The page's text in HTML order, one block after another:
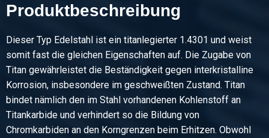
Stück pro KG
Wählen Sie
Artikelnummer
2400-0040-60
Beschreibung
Wgw Rfs 1.4541 (321) Rund 60 Hl 6 mtr
Produktbeschreibung
Dieser Typ Edelstahl ist ein titanlegierter 1.4301 und weist
somit fast die gleichen Eigenschaften auf. Die Zugabe von
Titan gewährleistet die Beständigkeit gegen interkristalline
Korrosion, insbesondere im geschweißten Zustand. Titan
bindet nämlich den im Stahl vorhandenen Kohlenstoff an
Titankarbide und verhindert so die Bildung von
Chromkarbiden an den Korngrenzen beim Erhitzen. Obwohl